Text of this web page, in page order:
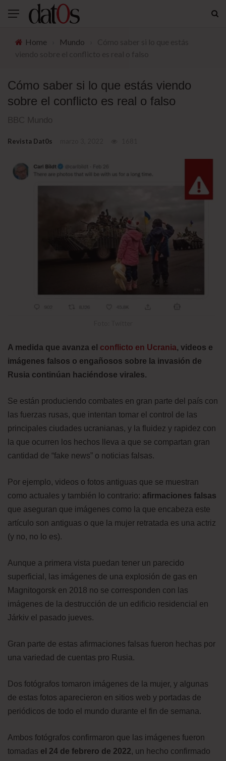
Home Mundo
Cómo saber si lo que estás viendo
sobre el conflicto es real o falso
BBC Mundo
Revista Dat0s
A medida que avanza el conflicto en Ucrania, videos e
imágenes falsos o engañosos sobre la invasión de
Rusia continúan haciéndose virales.
Se están produciendo combates en gran parte del país con
las fuerzas rusas, que intentan tomar el control de las
principales ciudades ucranianas, y la fluidez y rapidez con
la que ocurren los hechos lleva a que se compartan gran
cantidad de “fake news” o noticias falsas.
Por ejemplo, videos o fotos antiguas que se muestran
como actuales y también lo contrario: afirmaciones falsas
que aseguran que imágenes como la que encabeza este
artículo son antiguas o que la mujer retratada es una actriz
(y no, no lo es).
Aunque a primera vista puedan tener un parecido
superficial, las imágenes de una explosión de gas en
Magnitogorsk en 2018 no se corresponden con las
imágenes de la destrucción de un edificio residencial en
Járkiv el pasado jueves.
Gran parte de estas afirmaciones falsas fueron hechas por
una variedad de cuentas pro Rusia.
Dos fotógrafos tomaron imágenes de la mujer, y algunas
de estas fotos aparecieron en sitios web y portadas de
periódicos de todo el mundo durante el fin de semana.
Ambos fotógrafos confirmaron que las imágenes fueron
tomadas el 24 de febrero de 2022, un hecho confirmado